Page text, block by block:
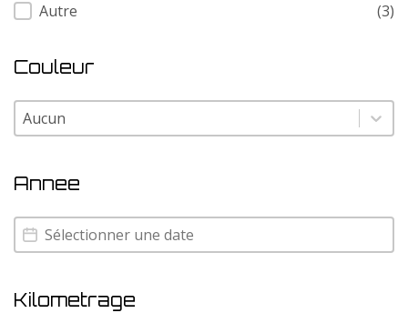
Autre
(3)
Couleur
Couleur
Couleur
Annee
Annee
Annee
Kilometrage